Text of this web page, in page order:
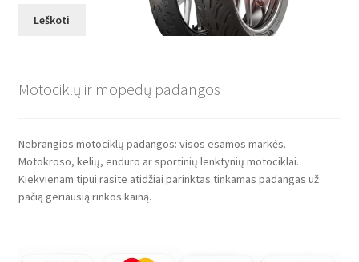
Leškoti
Motociklų ir mopedų padangos
Nebrangios motociklų padangos: visos esamos markės.
Motokroso, kelių, enduro ar sportinių lenktynių motociklai.
Kiekvienam tipui rasite atidžiai parinktas tinkamas padangas už
pačią geriausią rinkos kainą.